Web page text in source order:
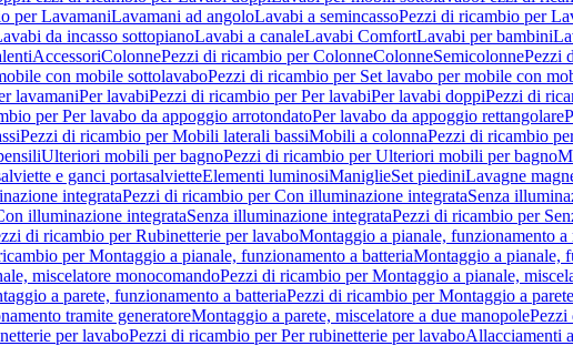
per LavamaniLavamani ad angoloLavabi a semincassoPezzi di ricambio per
da incasso sottopianoLavabi a canaleLavabi ComfortLavabi per bambini
AccessoriColonnePezzi di ricambio per ColonneColonneSemicolonnePezzi
con mobile sottolavaboPezzi di ricambio per Set lavabo per mobile con
lavamaniPer lavabiPezzi di ricambio per Per lavabiPer lavabi doppiPezzi di
per Per lavabo da appoggio arrotondatoPer lavabo da appoggio rettangolare
Pezzi di ricambio per Mobili laterali bassiMobili a colonnaPezzi di ricambio
Ulteriori mobili per bagnoPezzi di ricambio per Ulteriori mobili per bagno
e ganci portasalvietteElementi luminosiManiglieSet piediniLavagne
integrataPezzi di ricambio per Con illuminazione integrataSenza
illuminazione integrataSenza illuminazione integrataPezzi di ricambio per
di ricambio per Rubinetterie per lavaboMontaggio a pianale, funzionamento a
per Montaggio a pianale, funzionamento a batteriaMontaggio a pianale,
miscelatore monocomandoPezzi di ricambio per Montaggio a pianale,
a parete, funzionamento a batteriaPezzi di ricambio per Montaggio a
tramite generatoreMontaggio a parete, miscelatore a due manopolePezzi
per lavaboPezzi di ricambio per Per rubinetterie per lavaboAllacciamenti